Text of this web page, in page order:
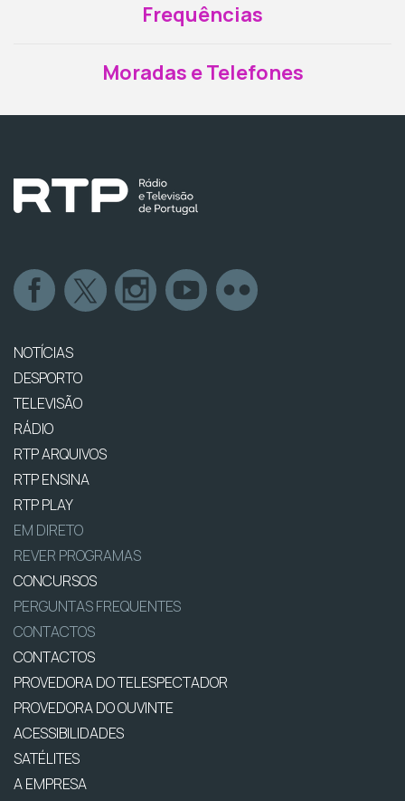
Frequências
Moradas e Telefones
NOTÍCIAS
DESPORTO
TELEVISÃO
RÁDIO
RTP ARQUIVOS
RTP ENSINA
RTP PLAY
EM DIRETO
REVER PROGRAMAS
CONCURSOS
PERGUNTAS FREQUENTES
CONTACTOS
CONTACTOS
PROVEDORA DO TELESPECTADOR
PROVEDORA DO OUVINTE
ACESSIBILIDADES
SATÉLITES
A EMPRESA